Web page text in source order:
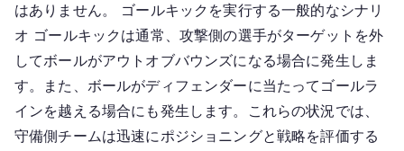
はありません。 ゴールキックを実行する一般的なシナリ
オ ゴールキックは通常、攻撃側の選手がターゲットを外
してボールがアウトオブバウンズになる場合に発生しま
す。また、ボールがディフェンダーに当たってゴールラ
インを越える場合にも発生します。これらの状況では、
守備側チームは迅速にポジショニングと戦略を評価する